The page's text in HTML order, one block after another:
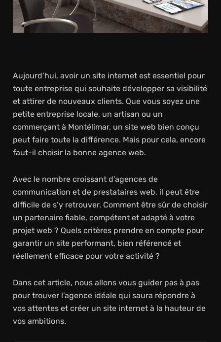
Aujourd’hui, avoir un site internet est essentiel pour
toute entreprise qui souhaite développer sa visibilité
et attirer de nouveaux clients. Que vous soyez une
petite entreprise locale, un artisan ou un
commerçant à Montélimar, un site web bien conçu
peut faire toute la différence. Mais pour cela, encore
faut-il choisir la bonne agence web.
Avec le nombre croissant d’agences de
communication et de prestataires web, il peut être
difficile de s’y retrouver. Comment être sûr de choisir
un partenaire fiable, compétent et adapté à votre
projet web ? Quels critères prendre en compte pour
garantir un site performant, bien référencé et
réellement efficace pour votre activité ?
Dans cet article, nous allons vous guider pas à pas
pour trouver l’agence idéale qui saura répondre à
vos attentes et créer un site internet à la hauteur de
vos ambitions.